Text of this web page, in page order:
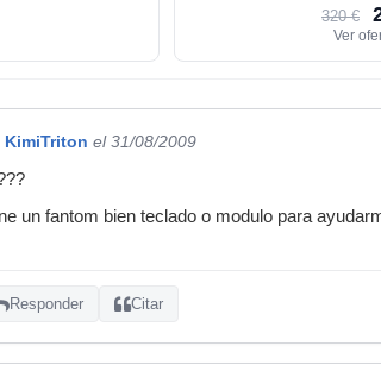
320 €
Ver
KimiTriton el 31/08/2009
un fantom bien teclado o modulo para
Responder Citar